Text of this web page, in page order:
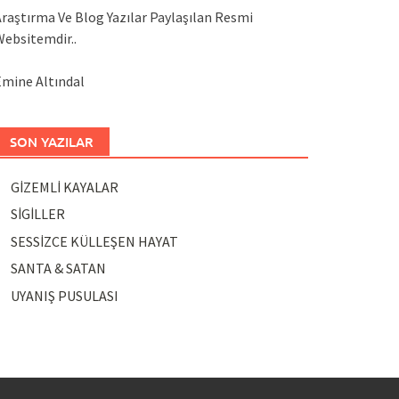
Ve Blog Yazılar Paylaşılan Resmi
Altındal
SON YAZILAR
GİZEMLİ KAYALAR
SİGİLLER
SESSİZCE KÜLLEŞEN HAYAT
SANTA & SATAN
UYANIŞ PUSULASI